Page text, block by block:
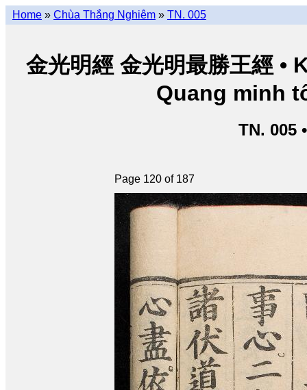
Home » Chùa Thắng Nghiêm » TN. 005
金光明經 金光明最勝王經
Quang minh
TN. 005
Page 120 of 187